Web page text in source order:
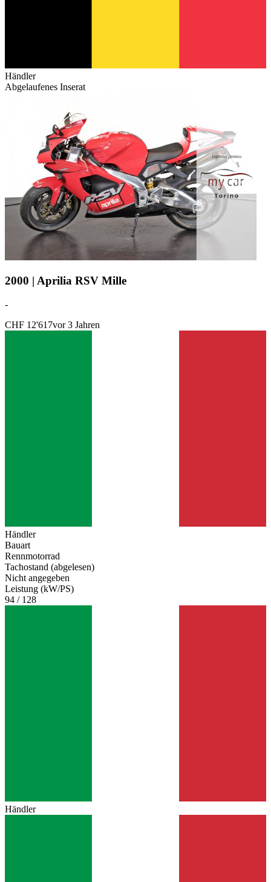
Händler
Abgelaufenes Inserat
2000 | Aprilia RSV Mille
-
CHF 12'617vor 3 Jahren
Händler
Bauart
Rennmotorrad
Tachostand (abgelesen)
Nicht angegeben
Leistung (kW/PS)
94 / 128
Händler